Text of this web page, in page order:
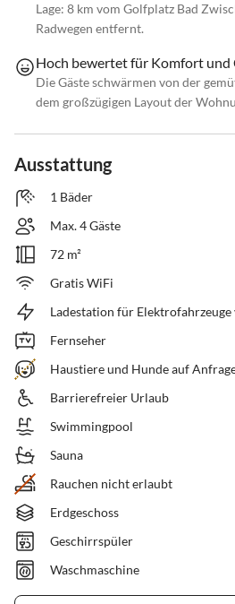
Lage: 8 km vom Golfplatz Bad
Radwegen entfernt.
Hoch bewertet für Komfort und
Die Gäste schwärmen von der
dem großzügigen Layout der
Ausstattung
1 Bäder
Max. 4 Gäste
72 m²
Gratis WiFi
Ladestation für Elektrofahrzeuge
Fernseher
Haustiere und Hunde auf
Barrierefreier Urlaub
Swimmingpool
Sauna
Rauchen nicht erlaubt
Erdgeschoss
Geschirrspüler
Waschmaschine